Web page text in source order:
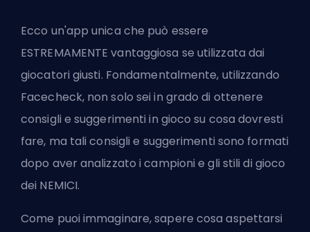
Ecco un'app unica che può essere
ESTREMAMENTE vantaggiosa se utilizzata dai
giocatori giusti. Fondamentalmente, utilizzando
Facecheck, non solo sei in grado di ottenere
consigli e suggerimenti in gioco su cosa dovresti
fare, ma tali consigli e suggerimenti sono formati
dopo aver analizzato i campioni e gli stili di gioco
dei NEMICI.
Come puoi immaginare, sapere cosa aspettarsi